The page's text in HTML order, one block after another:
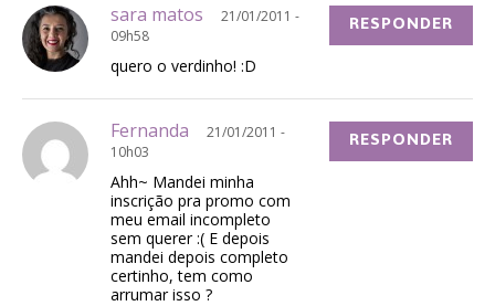
sara matos
21/01/2011 -
09h58
quero o verdinho! :D
RESPONDER
Fernanda
21/01/2011 -
10h03
Ahh~ Mandei minha
inscrição pra promo com
meu email incompleto
sem querer :( E depois
mandei depois completo
certinho, tem como
arrumar isso ?
RESPONDER